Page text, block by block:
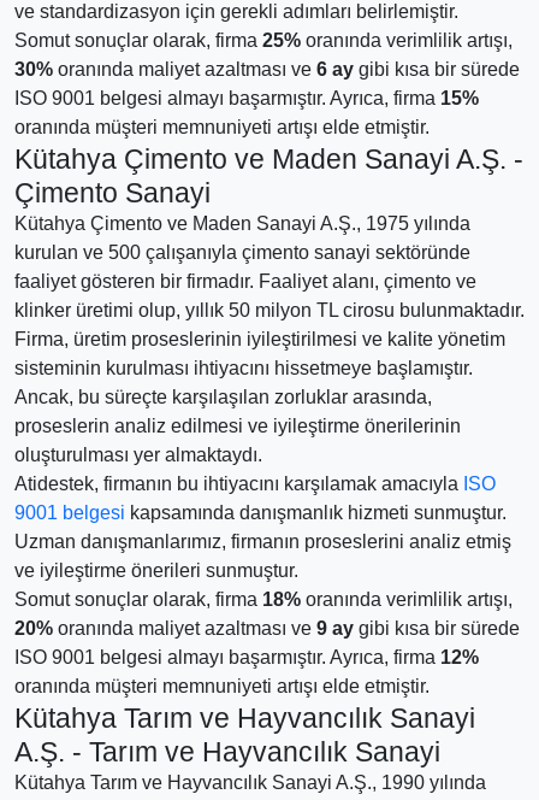
ve standardizasyon için gerekli adımları belirlemiştir.
Somut sonuçlar olarak, firma 25% oranında verimlilik artışı,
30% oranında maliyet azaltması ve 6 ay gibi kısa bir sürede
ISO 9001 belgesi almayı başarmıştır. Ayrıca, firma 15%
oranında müşteri memnuniyeti artışı elde etmiştir.
Kütahya Çimento ve Maden Sanayi A.Ş. -
Çimento Sanayi
Kütahya Çimento ve Maden Sanayi A.Ş., 1975 yılında
kurulan ve 500 çalışanıyla çimento sanayi sektöründe
faaliyet gösteren bir firmadır. Faaliyet alanı, çimento ve
klinker üretimi olup, yıllık 50 milyon TL cirosu bulunmaktadır.
Firma, üretim proseslerinin iyileştirilmesi ve kalite yönetim
sisteminin kurulması ihtiyacını hissetmeye başlamıştır.
Ancak, bu süreçte karşılaşılan zorluklar arasında,
proseslerin analiz edilmesi ve iyileştirme önerilerinin
oluşturulması yer almaktaydı.
Atidestek, firmanın bu ihtiyacını karşılamak amacıyla ISO
9001 belgesi kapsamında danışmanlık hizmeti sunmuştur.
Uzman danışmanlarımız, firmanın proseslerini analiz etmiş
ve iyileştirme önerileri sunmuştur.
Somut sonuçlar olarak, firma 18% oranında verimlilik artışı,
20% oranında maliyet azaltması ve 9 ay gibi kısa bir sürede
ISO 9001 belgesi almayı başarmıştır. Ayrıca, firma 12%
oranında müşteri memnuniyeti artışı elde etmiştir.
Kütahya Tarım ve Hayvancılık Sanayi
A.Ş. - Tarım ve Hayvancılık Sanayi
Kütahya Tarım ve Hayvancılık Sanayi A.Ş., 1990 yılında